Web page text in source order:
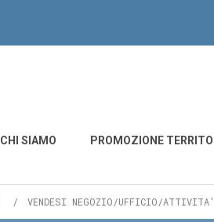
CHI SIAMO PROMOZIONE
Pagina
corrente:
VENDESI NEGOZIO/UFFICIO/ATTIVITA'